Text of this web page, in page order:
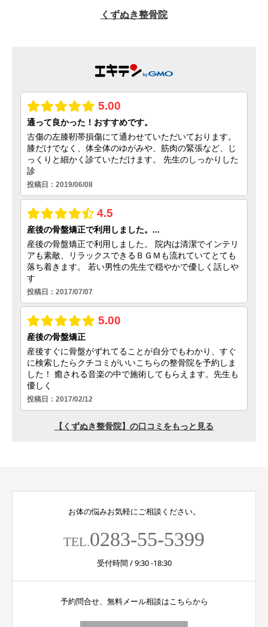
お体の悩みお気軽にご相談ください。
TEL.0283-55-5399
受付時間 / 9:30 -18:30
予約問合せ、無料メール相談はこちらから